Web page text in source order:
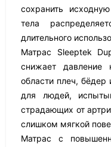
сохранить
тела
длительного
Матрас Sleeptek
снижает давление
области плеч, бёдер
для людей,
страдающих от
слишком мягкой
Матрас с